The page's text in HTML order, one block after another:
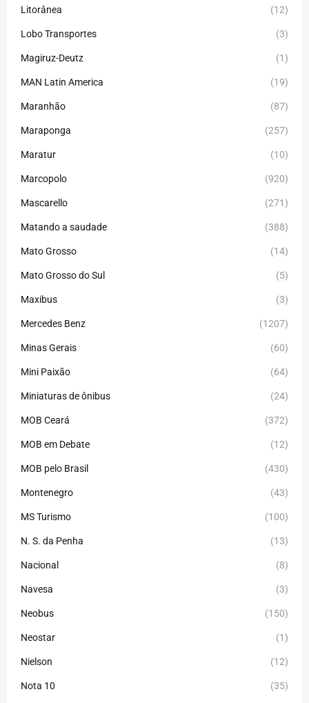
Litorânea (12)
Lobo Transportes (3)
Magiruz-Deutz (1)
MAN Latin America (19)
Maranhão (87)
Maraponga (257)
Maratur (10)
Marcopolo (920)
Mascarello (271)
Matando a saudade (388)
Mato Grosso (14)
Mato Grosso do Sul (5)
Maxibus (3)
Mercedes Benz (1207)
Minas Gerais (60)
Mini Paixão (64)
Miniaturas de ônibus (24)
MOB Ceará (372)
MOB em Debate (12)
MOB pelo Brasil (430)
Montenegro (43)
MS Turismo (100)
N. S. da Penha (13)
Nacional (8)
Navesa (3)
Neobus (150)
Neostar (1)
Nielson (12)
Nota 10 (35)